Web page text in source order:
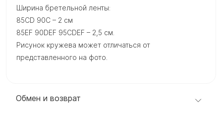
Ширина бретельной ленты:
85CD 90C – 2 см
85EF 90DEF 95CDEF – 2,5 см.
Рисунок кружева может отличаться от
представленного на фото.
Обмен и возврат